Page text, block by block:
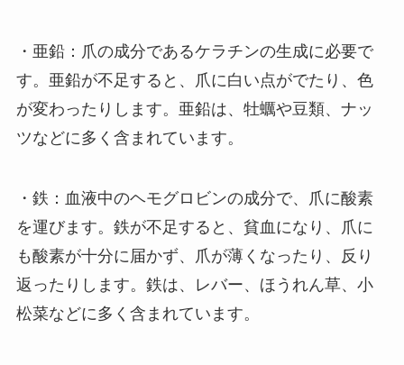
・亜鉛：爪の成分であるケラチンの生成に必要で
す。亜鉛が不足すると、爪に白い点がでたり、色
が変わったりします。亜鉛は、牡蠣や豆類、ナッ
ツなどに多く含まれています。
・鉄：血液中のヘモグロビンの成分で、爪に酸素
を運びます。鉄が不足すると、貧血になり、爪に
も酸素が十分に届かず、爪が薄くなったり、反り
返ったりします。鉄は、レバー、ほうれん草、小
松菜などに多く含まれています。